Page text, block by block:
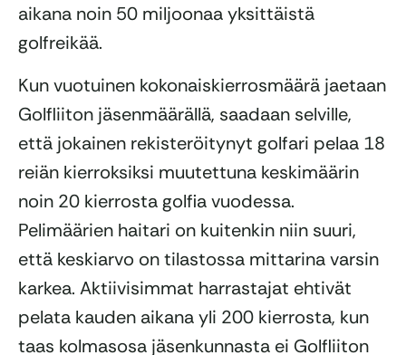
aikana noin 50 miljoonaa yksittäistä
golfreikää.
Kun vuotuinen kokonaiskierrosmäärä jaetaan
Golfliiton jäsenmäärällä, saadaan selville,
että jokainen rekisteröitynyt golfari pelaa 18
reiän kierroksiksi muutettuna keskimäärin
noin 20 kierrosta golfia vuodessa.
Pelimäärien haitari on kuitenkin niin suuri,
että keskiarvo on tilastossa mittarina varsin
karkea. Aktiivisimmat harrastajat ehtivät
pelata kauden aikana yli 200 kierrosta, kun
taas kolmasosa jäsenkunnasta ei Golfliiton